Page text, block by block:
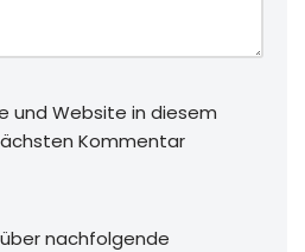
und Website in diesem
Kommentar
nachfolgende